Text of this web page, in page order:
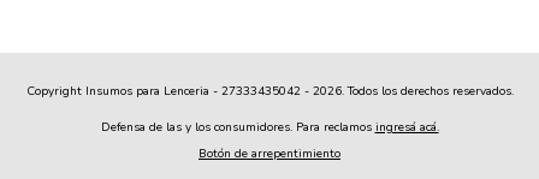
Copyright Insumos para Lenceria - 27333435042 - 2026. Todos los derechos reservados.
Defensa de las y los consumidores. Para reclamos ingresá acá.
Botón de arrepentimiento